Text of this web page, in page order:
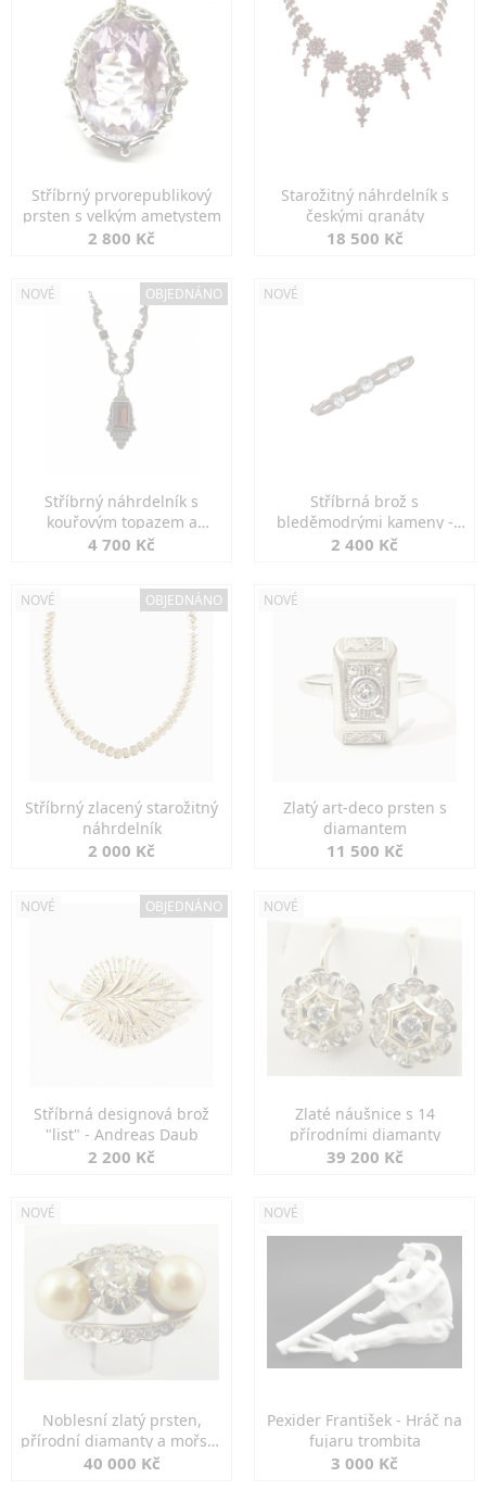
Stříbrný prvorepublikový
prsten s velkým ametystem
2 800 Kč
Starožitný náhrdelník s
českými granáty
18 500 Kč
NOVÉ OBJEDNÁNO
Stříbrný náhrdelník s
kouřovým topazem a
markazity
4 700 Kč
NOVÉ
Stříbrná brož s
bleděmodrými kameny -
jemná elegance
2 400 Kč
NOVÉ OBJEDNÁNO
Stříbrný zlacený starožitný
náhrdelník
2 000 Kč
NOVÉ
Zlatý art-deco prsten s
diamantem
11 500 Kč
NOVÉ OBJEDNÁNO
Stříbrná designová brož
"list" - Andreas Daub
2 200 Kč
NOVÉ
Zlaté náušnice s 14
přírodními diamanty
39 200 Kč
NOVÉ
Noblesní zlatý prsten,
přírodní diamanty a mořské
perly
40 000 Kč
NOVÉ
Pexider František - Hráč na
fujaru trombita
3 000 Kč